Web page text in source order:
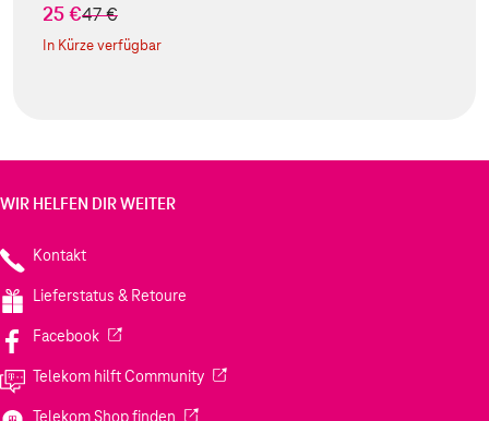
25 €statt
47 €
In Kürze verfügbar
WIR HELFEN DIR WEITER
Kontakt
Lieferstatus & Retoure
Facebook(Wird in einem neuen Tab geöffnet)
Telekom hilft Community(Wird in einem neuen Tab geöffnet)
Telekom Shop finden (Wird in einem neuen Tab geöffnet)